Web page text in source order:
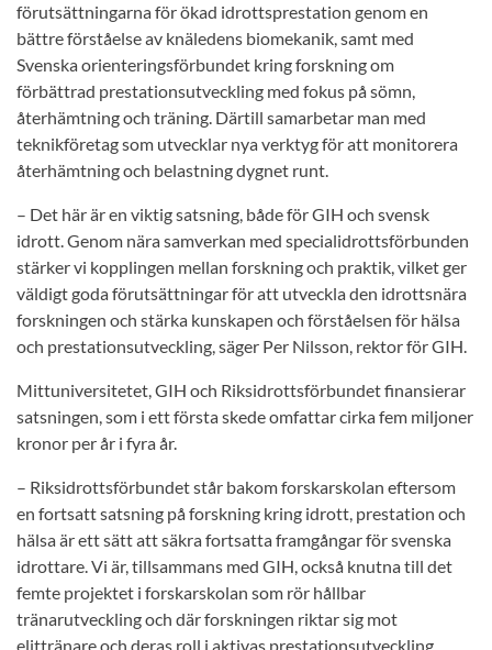
förutsättningarna för ökad idrottsprestation genom en
bättre förståelse av knäledens biomekanik, samt med
Svenska orienteringsförbundet kring forskning om
förbättrad prestationsutveckling med fokus på sömn,
återhämtning och träning. Därtill samarbetar man med
teknikföretag som utvecklar nya verktyg för att monitorera
återhämtning och belastning dygnet runt.
– Det här är en viktig satsning, både för GIH och svensk
idrott. Genom nära samverkan med specialidrottsförbunden
stärker vi kopplingen mellan forskning och praktik, vilket ger
väldigt goda förutsättningar för att utveckla den idrottsnära
forskningen och stärka kunskapen och förståelsen för hälsa
och prestationsutveckling, säger Per Nilsson, rektor för GIH.
Mittuniversitetet, GIH och Riksidrottsförbundet finansierar
satsningen, som i ett första skede omfattar cirka fem miljoner
kronor per år i fyra år.
– Riksidrottsförbundet står bakom forskarskolan eftersom
en fortsatt satsning på forskning kring idrott, prestation och
hälsa är ett sätt att säkra fortsatta framgångar för svenska
idrottare. Vi är, tillsammans med GIH, också knutna till det
femte projektet i forskarskolan som rör hållbar
tränarutveckling och där forskningen riktar sig mot
elittränare och deras roll i aktivas prestationsutveckling,